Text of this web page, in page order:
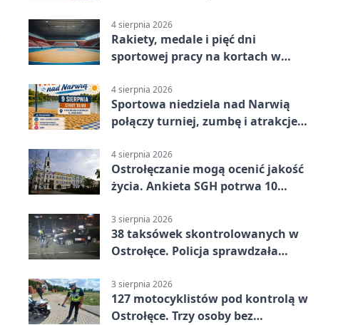
4 sierpnia 2026
Rakiety, medale i pięć dni
sportowej pracy na kortach w
4 sierpnia 2026
Sportowa niedziela nad Narwią
połączy turniej, zumbę i atrakcje
4 sierpnia 2026
Ostrołęczanie mogą ocenić jakość
życia. Ankieta SGH potrwa 10
3 sierpnia 2026
38 taksówek skontrolowanych w
Ostrołęce. Policja sprawdzała
3 sierpnia 2026
127 motocyklistów pod kontrolą w
Ostrołęce. Trzy osoby bez